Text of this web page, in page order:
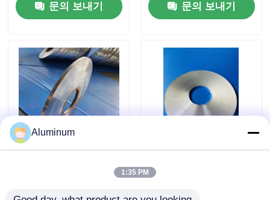
꿀집 코어 베네치안 블
라인드 알루미늄 플라
의 너비 & 온도
문의 보내기 문의 보내기
분야에 특화된 알루미
1050/1060/1100 합금
Aluminum
1:35 PM